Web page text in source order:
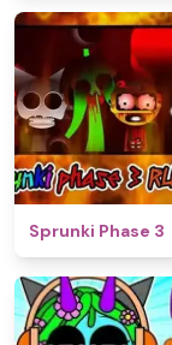
Sprunki Phase 3